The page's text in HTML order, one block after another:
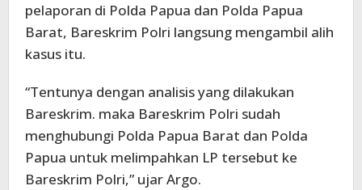
pelaporan di Polda Papua dan Polda Papua
Barat, Bareskrim Polri langsung mengambil alih
kasus itu.
“Tentunya dengan analisis yang dilakukan
Bareskrim. maka Bareskrim Polri sudah
menghubungi Polda Papua Barat dan Polda
Papua untuk melimpahkan LP tersebut ke
Bareskrim Polri,” ujar Argo.